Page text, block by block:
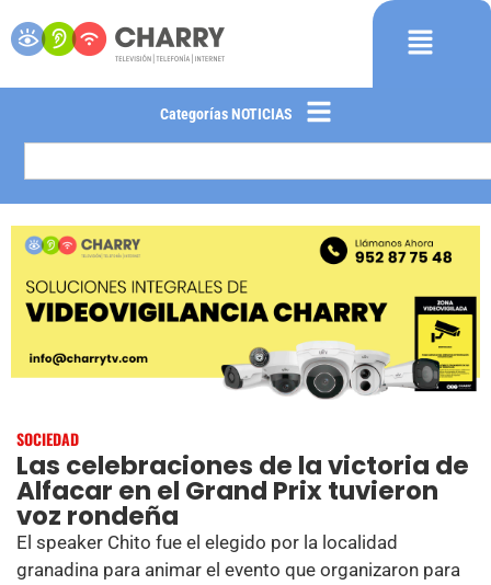
Categorías NOTICIAS
SOCIEDAD
Las celebraciones de la victoria de
Alfacar en el Grand Prix tuvieron
voz rondeña
El speaker Chito fue el elegido por la localidad
granadina para animar el evento que organizaron para